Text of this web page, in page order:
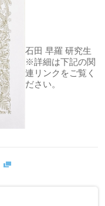
石田 早羅 研究生
※詳細は下記の関
連リンクをご覧く
ださい。